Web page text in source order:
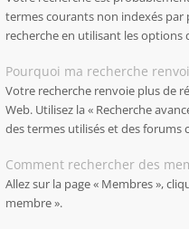
termes courants non indexés
recherche en utilisant les options
Pourquoi ma recherche
Votre recherche renvoie plus de
Web. Utilisez la « Recherche
des termes utilisés et des forums
Comment rechercher des
Allez sur la page « Membres »,
membre ».